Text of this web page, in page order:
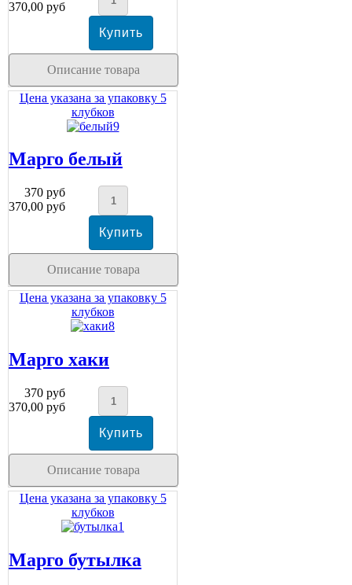
370,00 руб
Описание товара
Цена указана за упаковку 5
клубков
Марго белый
370 руб
370,00 руб
Описание товара
Цена указана за упаковку 5
клубков
Марго хаки
370 руб
370,00 руб
Описание товара
Цена указана за упаковку 5
клубков
Марго бутылка